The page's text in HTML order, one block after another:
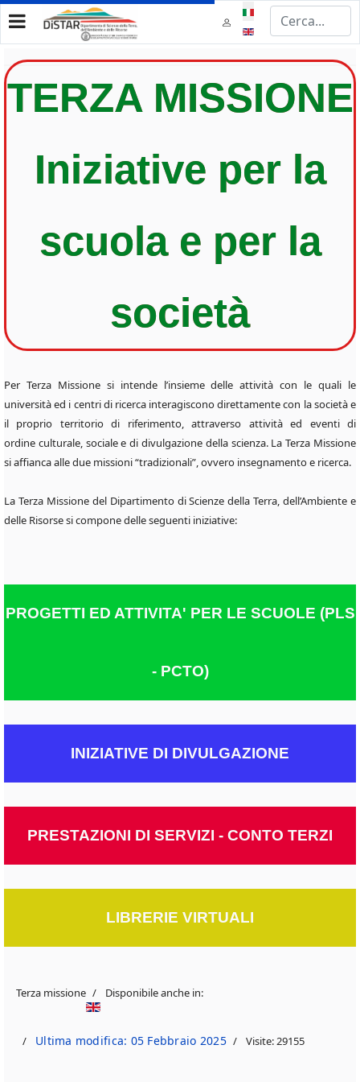
Seleziona la tua lingua
TERZA MISSIONE
Iniziative per la
scuola e per la
società
Per Terza Missione si intende l’insieme delle attività con le quali le
università ed i centri di ricerca interagiscono direttamente con la società e
il proprio territorio di riferimento, attraverso attività ed eventi di
ordine culturale, sociale e di divulgazione della scienza. La Terza Missione
si affianca alle due missioni “tradizionali”, ovvero insegnamento e ricerca.
La Terza Missione del Dipartimento di Scienze della Terra, dell’Ambiente e
delle Risorse si compone delle seguenti iniziative:
PROGETTI ED ATTIVITA' PER LE SCUOLE (PLS
- PCTO)
INIZIATIVE DI DIVULGAZIONE
PRESTAZIONI DI SERVIZI - CONTO TERZI
LIBRERIE VIRTUALI
Terza missione Disponibile anche in:
Ultima modifica: 05 Febbraio 2025 Visite: 29155